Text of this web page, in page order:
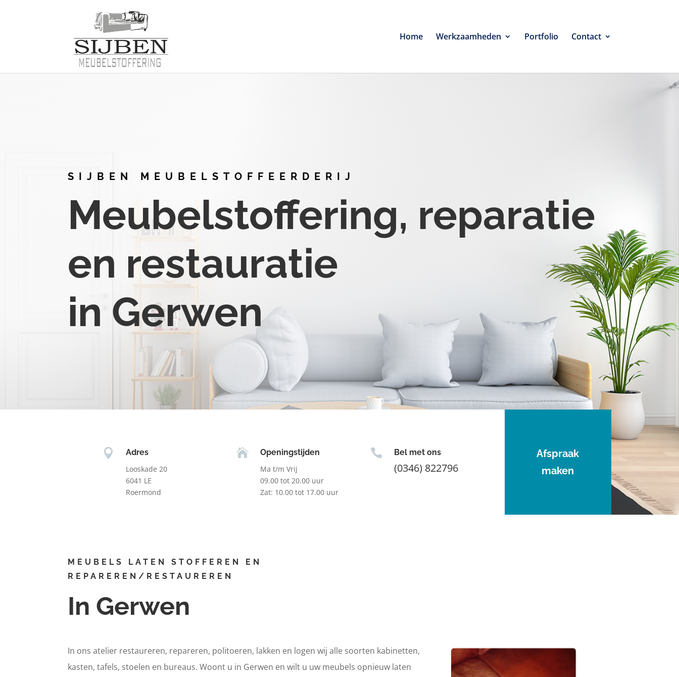
Home Werkzaamheden Portfolio Contact
SIJBEN MEUBELSTOFFEERDERIJ
Meubelstoffering, reparatie
en restauratie
in Gerwen

Adres
Looskade 20
6041 LE
Roermond

Openingstijden
Ma t/m Vrij
09.00 tot 20.00 uur
Zat: 10.00 tot 17.00 uur
 Bel met ons
(0346) 822796
Afspraak
maken
MEUBELS LATEN STOFFEREN EN
REPAREREN/RESTAUREREN
In Gerwen
In ons atelier restaureren, repareren, politoeren, lakken en logen wij alle soorten kabinetten,
kasten, tafels, stoelen en bureaus. Woont u in Gerwen en wilt u uw meubels opnieuw laten